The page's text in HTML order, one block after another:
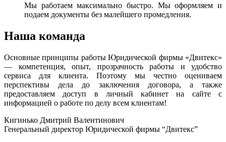
Мы работаем максимально быстро. Мы оформляем и
подаем документы без малейшего промедления.
Наша команда
Основные принципы работы Юридической фирмы «Двитекс»
— компетенция, опыт, прозрачность работы и удобство
сервиса для клиента. Поэтому мы честно оцениваем
перспективы дела до заключения договора, а также
предоставляем доступ в личный кабинет на сайте с
информацией о работе по делу всем клиентам!
Кигинько Дмитрий Валентинович
Генеральный директор Юридической фирмы “Двитекс”